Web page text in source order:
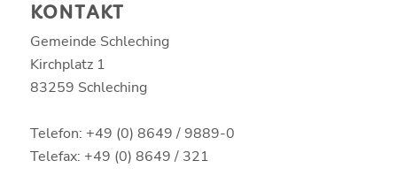
KONTAKT
Gemeinde Schleching
Kirchplatz 1
83259 Schleching
Telefon: +49 (0) 8649 / 9889-0
Telefax: +49 (0) 8649 / 321